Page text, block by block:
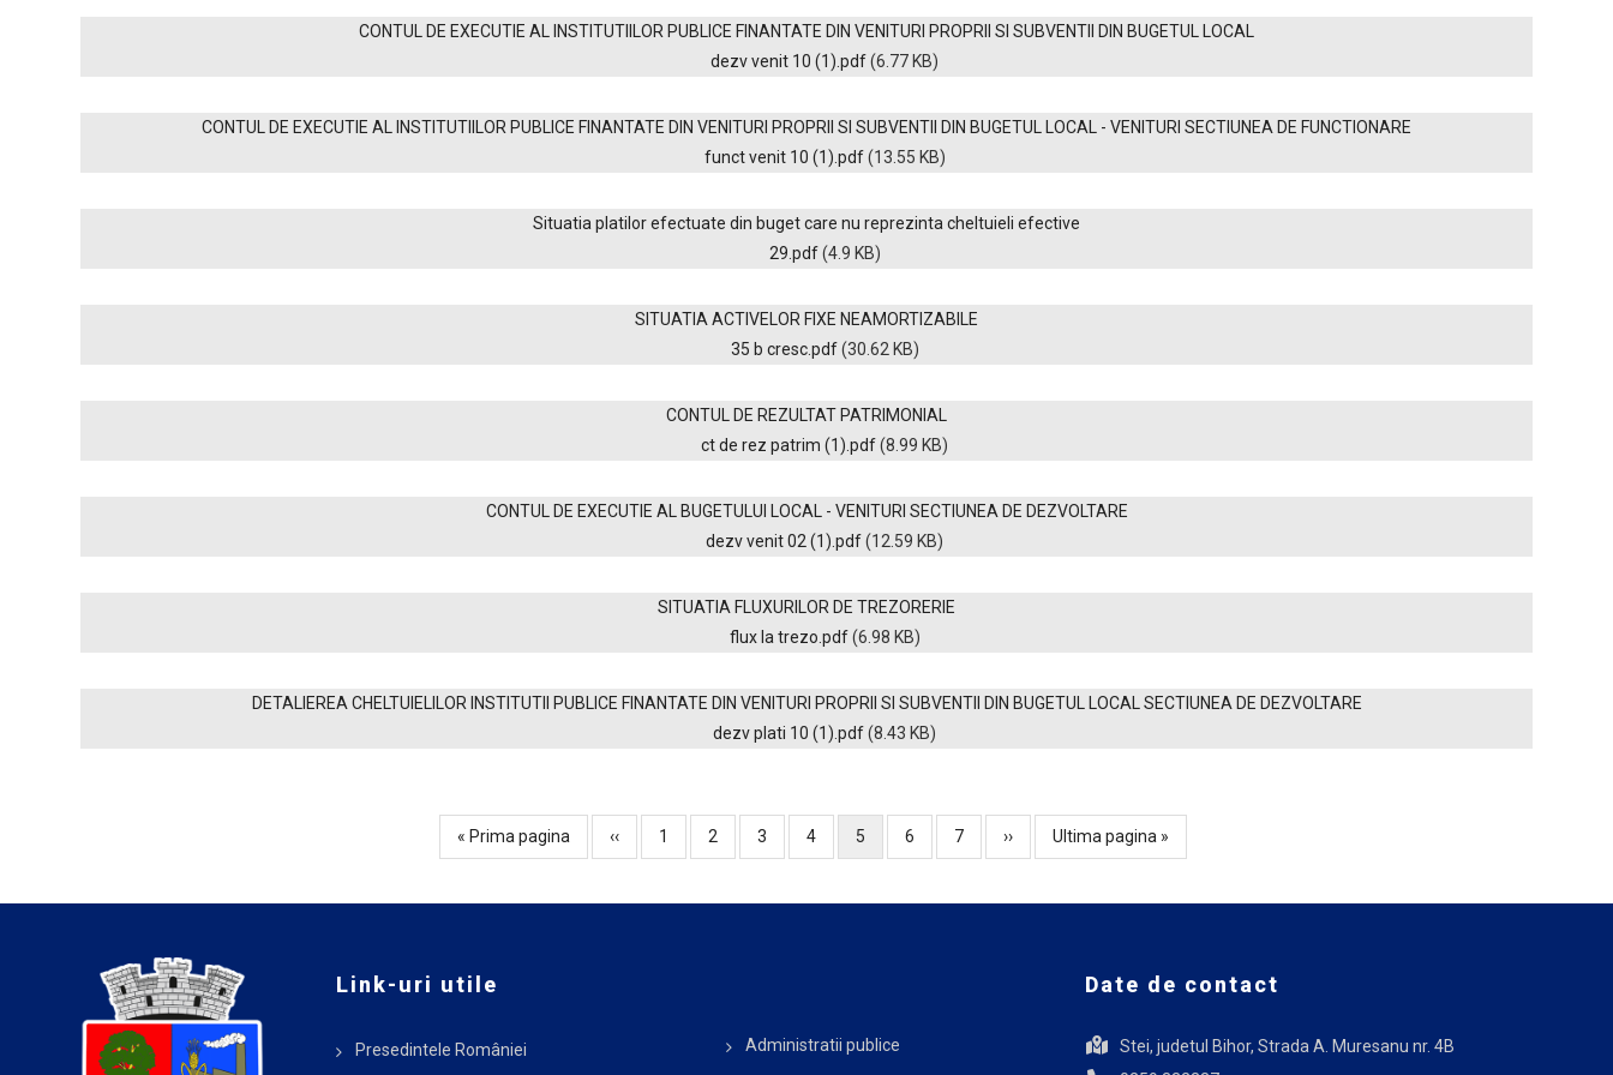
CONTUL DE EXECUTIE AL INSTITUTIILOR PUBLICE FINANTATE DIN VENITURI PROPRII SI SUBVENTII DIN BUGETUL LOCAL
dezv venit 10 (1).pdf(6.77 KB)
CONTUL DE EXECUTIE AL INSTITUTIILOR PUBLICE FINANTATE DIN VENITURI PROPRII SI SUBVENTII DIN BUGETUL LOCAL - VENITURI SECTIUNEA DE FUNCTIONARE
funct venit 10 (1).pdf (13.55 KB)
Situatia platilor efectuate din buget care nu reprezinta cheltuieli efective
29.pdf (4.9 KB)
SITUATIA ACTIVELOR FIXE NEAMORTIZABILE
35 b cresc.pdf (30.62 KB)
CONTUL DE REZULTAT PATRIMONIAL
ct de rez patrim (1).pdf(8.99 KB)
CONTUL DE EXECUTIE AL BUGETULUI LOCAL - VENITURI SECTIUNEA DE DEZVOLTARE
dezv venit 02 (1).pdf(12.59 KB)
SITUATIA FLUXURILOR DE TREZORERIE
flux la trezo.pdf (6.98 KB)
DETALIEREA CHELTUIELILOR INSTITUTII PUBLICE FINANTATE DIN VENITURI PROPRII SI SUBVENTII DIN BUGETUL LOCAL SECTIUNEA DE DEZVOLTARE
dezv plati 10 (1).pdf(8.43 KB)
Prima
« Prima pagina
Pagina
‹‹ Page
1 Page
2 Page
3 Page
4
Pagina
5 Page
6 Page
7
Pagina
››
Ultima
Ultima pagina »
Date de contact
Stei, judetul Bihor, Strada A. Muresanu nr. 4B
Link-uri utile
Presedintele României Administratii publice